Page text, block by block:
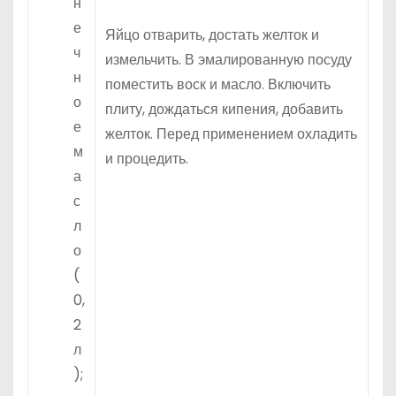
е
ч
н
о
е
м
а
с
л
о
(
0,
2
л
);
Яйцо отварить, достать желток и
измельчить. В эмалированную посуду
поместить воск и масло. Включить
плиту, дождаться кипения, добавить
желток. Перед применением охладить
и процедить.